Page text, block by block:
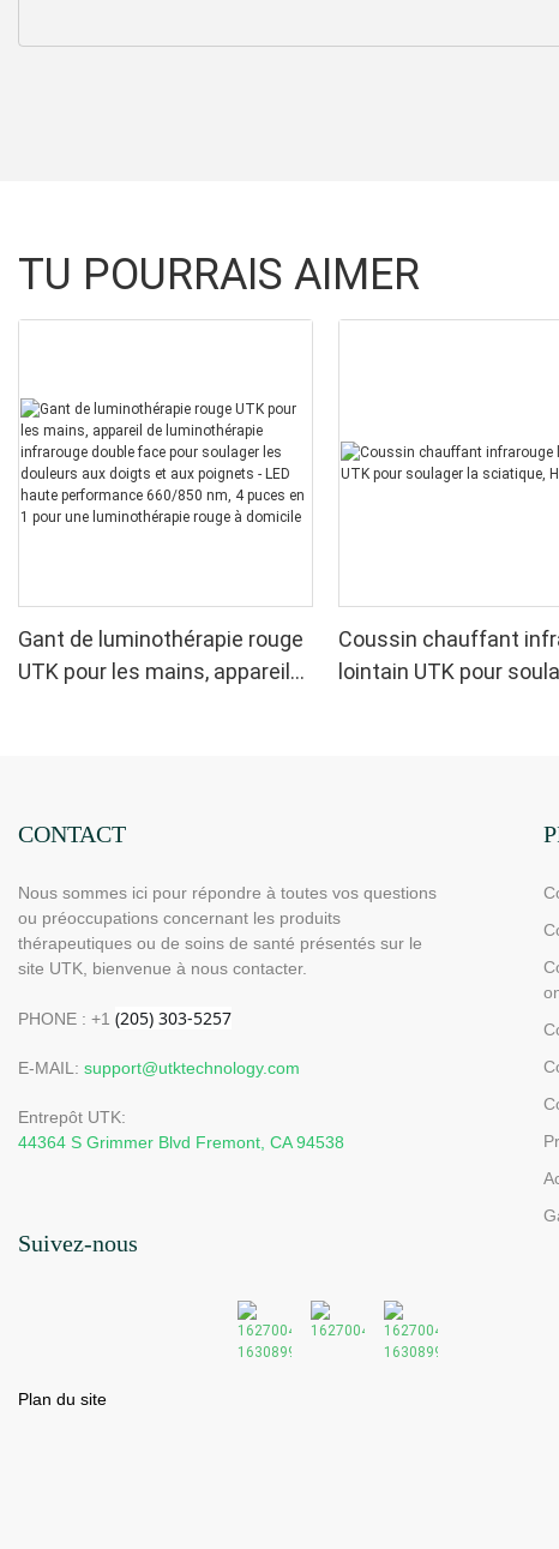
TU POURRAIS AIMER
Gant de luminothérapie rouge
UTK pour les mains, appareil
performance 660/850 nm, 4
luminothérapie rouge à
domicile
Coussin chauffant
lointain UTK pour
CONTACT
Nous sommes ici pour répondre à toutes vos questions
ou préoccupations concernant les produits
thérapeutiques ou de soins de santé présentés sur le
site UTK, bienvenue à nous contacter.
PHONE : +1
E-MAIL: support@utktechnology.com
Entrepôt UTK:
44364 S Grimmer Blvd Fremont, CA 94538
Suivez-nous
Plan du site